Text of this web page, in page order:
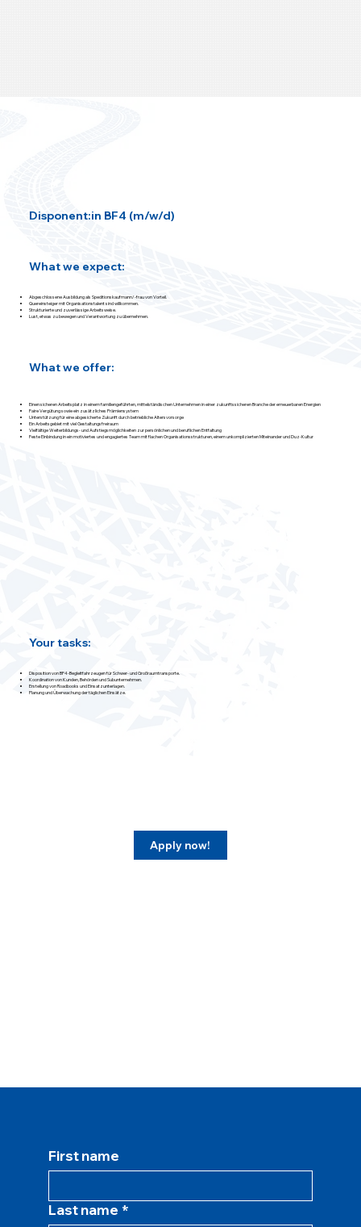
Your tasks:
Disposition von BF4-Begleitfahrzeugen für Schwer- und Großraumtransporte.
Koordination von Kunden, Behörden und Subunternehmen.
Erstellung von Roadbooks und Einsatzunterlagen.
Planung und Überwachung der täglichen Einsätze.
Disponent:in BF4 (m/w/d)
What we expect:
Abgeschlossene Ausbildung als Speditionskaufmann/-frau von Vorteil.
Quereinsteiger mit Organisationstalent sind willkommen.
Strukturierte und zuverlässige Arbeitsweise.
Lust, etwas zu bewegen und Verantwortung zu übernehmen.
What we offer:
Einen sicheren Arbeitsplatz in einem familiengeführten, mittelständischen Unternehmen in einer zukunftssicheren Branche der erneuerbaren Energien
Faire Vergütung sowie ein zusätzliches Prämiensystem
Unterstützung für eine abgesicherte Zukunft durch betriebliche Altersvorsorge
Ein Arbeitsgebiet mit viel Gestaltungsfreiraum
Vielfältige Weiterbildungs- und Aufstiegsmöglichkeiten zur persönlichen und beruflichen Entfaltung
Feste Einbindung in ein motiviertes und engagiertes Team mit flachen Organisationsstrukturen, einem unkomplizierten Miteinander und Duz-Kultur
Apply now!
First name
Last name *